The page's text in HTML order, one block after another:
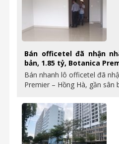
Bán officetel đã nhận
bản, 1.85 tỷ, Botanica
Bán nhanh lô officetel đã
Premier – Hồng Hà, gần sân